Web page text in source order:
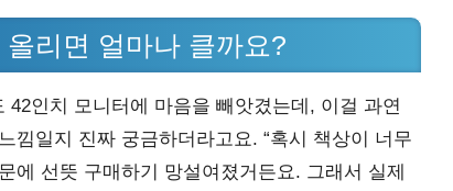
리면 얼마나 클까요?
인치 모니터에 마음을 빼앗겼는데, 이걸 과연
낌일지 진짜 궁금하더라고요. “혹시 책상이 너무
에 선뜻 구매하기 망설여졌거든요. 그래서 실제